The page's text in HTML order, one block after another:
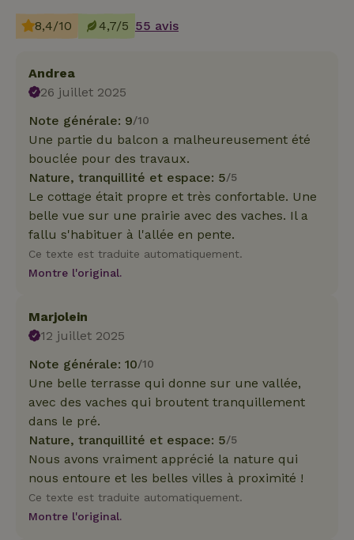
8,4/10 4,7/5 55 avis
Andrea
26 juillet 2025
Note générale: 9/10
Une partie du balcon a malheureusement été
bouclée pour des travaux.
Nature, tranquillité et espace: 5/5
Le cottage était propre et très confortable. Une
belle vue sur une prairie avec des vaches. Il a
fallu s'habituer à l'allée en pente.
Ce texte est traduite automatiquement.
Montre l'original.
Marjolein
12 juillet 2025
Note générale: 10/10
Une belle terrasse qui donne sur une vallée,
avec des vaches qui broutent tranquillement
dans le pré.
Nature, tranquillité et espace: 5/5
Nous avons vraiment apprécié la nature qui
nous entoure et les belles villes à proximité !
Ce texte est traduite automatiquement.
Montre l'original.